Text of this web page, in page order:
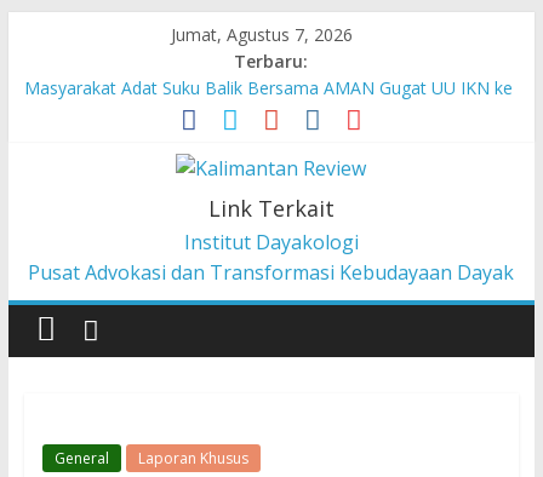
Jumat, Agustus 7, 2026
Terbaru:
Masyarakat Adat Suku Balik Bersama AMAN Gugat UU IKN ke
Mahkamah Konstitusi
Ruang Hidup Dayak Iban
Pembangunan Berbasis Budaya Masyarakat Adat: Pelajaran
dari CU à la Gerakan Pemberdayaan Pancur Kasih
Liawandira: Menenun Masa Depan Dayak Iban dari Lauk
Rugun, Ketemenggungan Jalai Lintang
Sekilas Tentang Struktur Lembaga Adat Dayak Kanayatn di
Binua Kaca’
Link Terkait
Institut Dayakologi
Pusat Advokasi dan Transformasi Kebudayaan Dayak
General Laporan Khusus